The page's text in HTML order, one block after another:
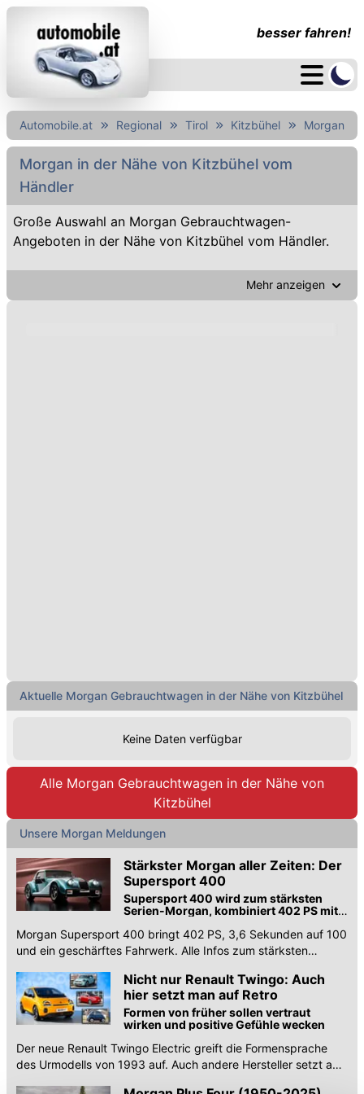
besser fahren!
Automobile.at Regional Tirol Kitzbühel Morgan
Morgan in der Nähe von Kitzbühel vom
Händler
Große Auswahl an Morgan Gebrauchtwagen-
Angeboten in der Nähe von Kitzbühel vom Händler.
Mehr anzeigen
Aktuelle Morgan Gebrauchtwagen in der Nähe von Kitzbühel
Keine Daten verfügbar
Alle Morgan Gebrauchtwagen in der Nähe von
Kitzbühel
Unsere Morgan Meldungen
Stärkster Morgan aller Zeiten: Der
Supersport 400
Supersport 400 wird zum stärksten
Serien-Morgan, kombiniert 402 PS mit
Morgan Supersport 400 bringt 402 PS, 3,6 Sekunden auf 100
und ein geschärftes Fahrwerk. Alle Infos zum stärksten
Nicht nur Renault Twingo: Auch
hier setzt man auf Retro
Formen von früher sollen vertraut
wirken und positive Gefühle wecken
Der neue Renault Twingo Electric greift die Formensprache
des Urmodells von 1993 auf. Auch andere Hersteller setzt auf